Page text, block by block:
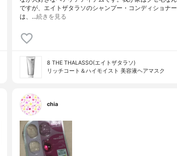
ですが、エイトザタラソのシャンプー・コンディショナー
は、…続きを見る
8 THE THALASSO(エイトザタラソ)
リッチコート＆ハイモイスト 美容液ヘアマスク
chia